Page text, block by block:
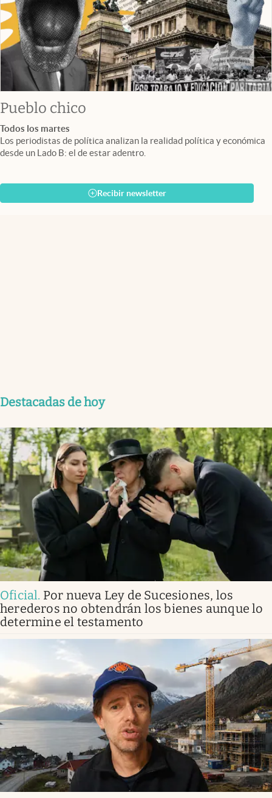
Pueblo chico
Todos los martes
Los periodistas de política analizan la realidad política y económica
desde un Lado B: el de estar adentro.
Recibir newsletter
Destacadas de hoy
Oficial. Por nueva Ley de Sucesiones, los
herederos no obtendrán los bienes aunque lo
determine el testamento